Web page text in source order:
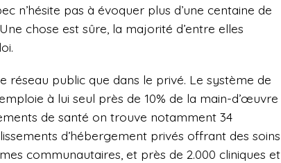
n’hésite pas à évoquer plus d’une centaine de
chose est sûre, la majorité d’entre elles
réseau public que dans le privé. Le système de
à lui seul près de 10% de la main-d’œuvre
de santé on trouve notamment 34
d’hébergement privés offrant des soins
communautaires, et près de 2.000 cliniques et